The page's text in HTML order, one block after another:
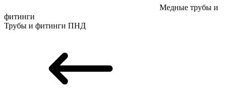
Медные трубы и
фитинги
Трубы и фитинги ПНД